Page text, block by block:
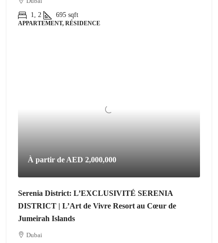
1, 2
695 sqft
APPARTEMENT, RÉSIDENCE
À partir de AED 2,000,000
Serenia District: L’EXCLUSIVITÉ SERENIA
DISTRICT | L’Art de Vivre Resort au Cœur de
Jumeirah Islands
Dubai